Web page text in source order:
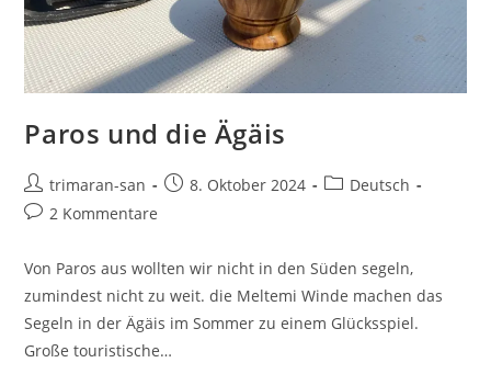
Paros und die Ägäis
trimaran-san 8. Oktober 2024
Deutsch
2 Kommentare
Von Paros aus wollten wir nicht in den Süden segeln,
zumindest nicht zu weit. die Meltemi Winde machen das
Segeln in der Ägäis im Sommer zu einem Glücksspiel.
Große touristische…